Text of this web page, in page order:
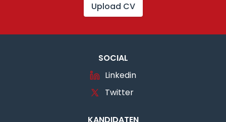
Upload CV
SOCIAL
Linkedin
Twitter